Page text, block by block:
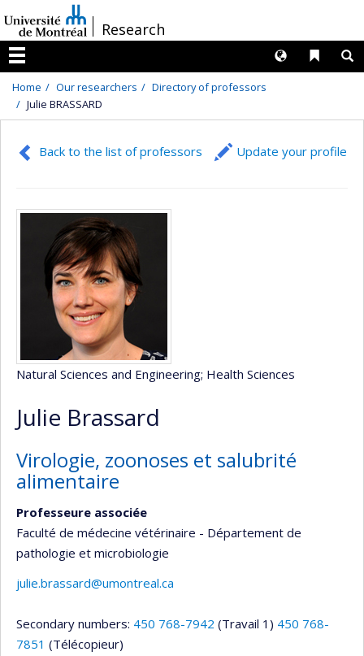
au
contenu
/Research
Menu
Liens
Langues
Home Our researchers
Directory of professors
Julie BRASSARD
Back to the list of professors Update your profile
Natural Sciences and Engineering; Health Sciences
Julie Brassard
Virologie, zoonoses et salubrité
alimentaire
Professeure associée
Faculté de médecine vétérinaire - Département de
pathologie et microbiologie
julie.brassard@umontreal.ca
Secondary numbers: 450 768-7942 (Travail 1) 450 768-
7851 (Télécopieur)